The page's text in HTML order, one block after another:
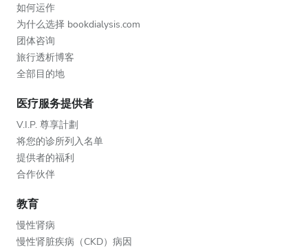
如何运作
为什么选择 bookdialysis.com
团体咨询
旅行透析博客
全部目的地
医疗服务提供者
V.I.P. 尊享計劃
将您的诊所列入名单
提供者的福利
合作伙伴
教育
慢性肾病
慢性肾脏疾病（CKD）病因